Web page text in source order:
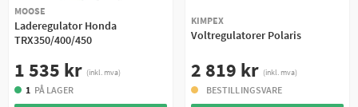
MOOSE
Laderegulator Honda
TRX350/400/450
1 535 kr (inkl. mva)
1 PÅ LAGER
KIMPEX
Voltregulatorer Polaris
2 819 kr (inkl. mva)
BESTILLINGSVARE